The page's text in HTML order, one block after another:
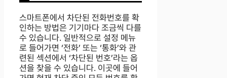
스마트폰에서 차단된 전화번호를 확
인하는 방법은 기기마다 조금씩 다를
수 있습니다. 일반적으로 설정 메뉴
로 들어가면 ‘전화’ 또는 ‘통화’와 관
련된 섹션에서 ‘차단된 번호’라는 옵
션을 찾을 수 있습니다. 이곳에 들어